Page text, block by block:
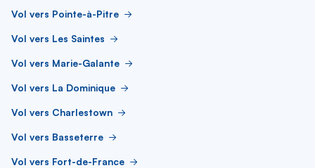
Vol vers Pointe-à-Pitre
Vol vers Les Saintes
Vol vers Marie-Galante
Vol vers La Dominique
Vol vers Charlestown
Vol vers Basseterre
Vol vers Fort-de-France